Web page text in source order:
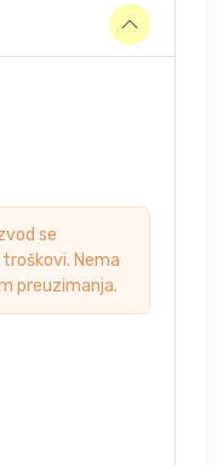
se
Nema
preuzimanja.